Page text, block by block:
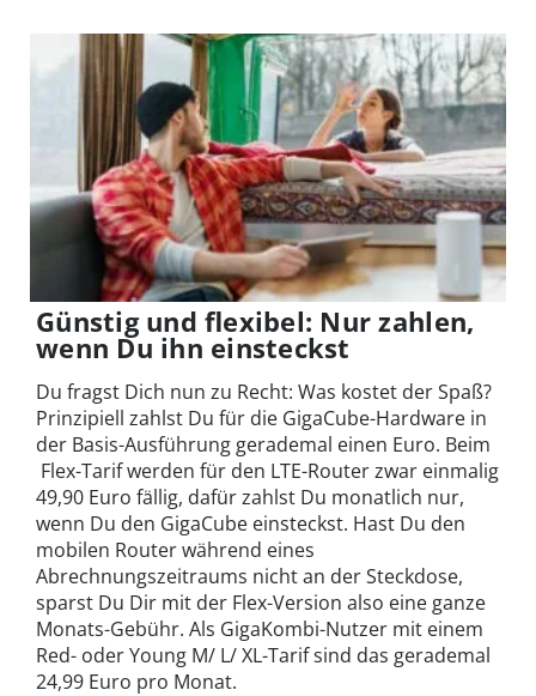
Günstig und flexibel: Nur zahlen,
wenn Du ihn einsteckst
Du fragst Dich nun zu Recht: Was kostet der Spaß?
Prinzipiell zahlst Du für die GigaCube-Hardware in
der Basis-Ausführung gerademal einen Euro. Beim
Flex-Tarif werden für den LTE-Router zwar einmalig
49,90 Euro fällig, dafür zahlst Du monatlich nur,
wenn Du den GigaCube einsteckst. Hast Du den
mobilen Router während eines
Abrechnungszeitraums nicht an der Steckdose,
sparst Du Dir mit der Flex-Version also eine ganze
Monats-Gebühr. Als GigaKombi-Nutzer mit einem
Red- oder Young M/ L/ XL-Tarif sind das gerademal
24,99 Euro pro Monat.